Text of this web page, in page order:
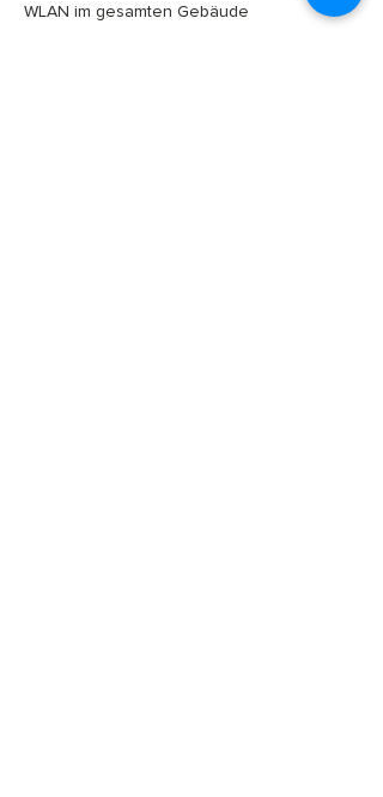
​​WLAN im gesamten Gebäude